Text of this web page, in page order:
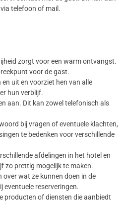
telefoon of mail.
zorgt voor een warm ontvangst.
voor de gast.
uit en voorziet hen van alle
hun verblijf.
aan. Dit kan zowel telefonisch als
bij vragen of eventuele klachten,
te bedenken voor verschillende
afdelingen in het hotel en
zo prettig mogelijk te maken.
over wat ze kunnen doen in de
eventuele reserveringen.
producten of diensten die aanbiedt